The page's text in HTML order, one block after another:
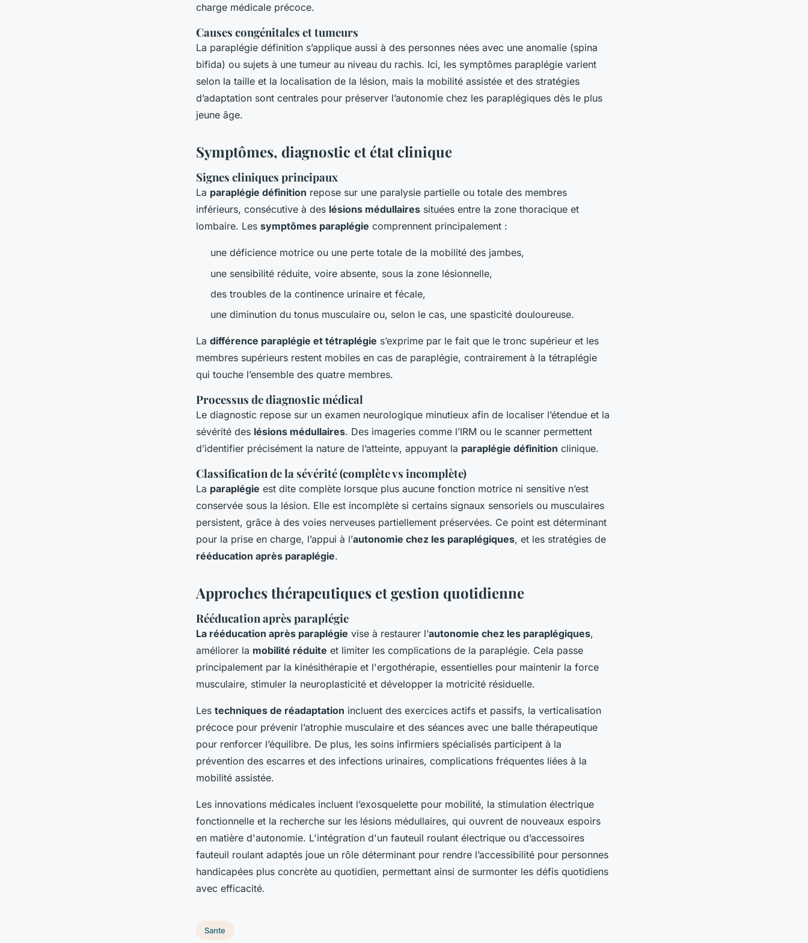
charge médicale précoce.
Causes congénitales et tumeurs
La paraplégie définition s’applique aussi à des personnes nées avec une anomalie (spina
bifida) ou sujets à une tumeur au niveau du rachis. Ici, les symptômes paraplégie varient
selon la taille et la localisation de la lésion, mais la mobilité assistée et des stratégies
d’adaptation sont centrales pour préserver l’autonomie chez les paraplégiques dès le plus
jeune âge.
Symptômes, diagnostic et état clinique
Signes cliniques principaux
La paraplégie définition repose sur une paralysie partielle ou totale des membres
inférieurs, consécutive à des lésions médullaires situées entre la zone thoracique et
lombaire. Les symptômes paraplégie comprennent principalement :
une déficience motrice ou une perte totale de la mobilité des jambes,
une sensibilité réduite, voire absente, sous la zone lésionnelle,
des troubles de la continence urinaire et fécale,
une diminution du tonus musculaire ou, selon le cas, une spasticité douloureuse.
La différence paraplégie et tétraplégie s’exprime par le fait que le tronc supérieur et les
membres supérieurs restent mobiles en cas de paraplégie, contrairement à la tétraplégie
qui touche l’ensemble des quatre membres.
Processus de diagnostic médical
Le diagnostic repose sur un examen neurologique minutieux afin de localiser l’étendue et la
sévérité des lésions médullaires. Des imageries comme l’IRM ou le scanner permettent
d’identifier précisément la nature de l’atteinte, appuyant la paraplégie définition clinique.
Classification de la sévérité (complète vs incomplète)
La paraplégie est dite complète lorsque plus aucune fonction motrice ni sensitive n’est
conservée sous la lésion. Elle est incomplète si certains signaux sensoriels ou musculaires
persistent, grâce à des voies nerveuses partiellement préservées. Ce point est déterminant
pour la prise en charge, l’appui à l’autonomie chez les paraplégiques, et les stratégies de
rééducation après paraplégie.
Approches thérapeutiques et gestion quotidienne
Rééducation après paraplégie
La rééducation après paraplégie vise à restaurer l’autonomie chez les paraplégiques,
améliorer la mobilité réduite et limiter les complications de la paraplégie. Cela passe
principalement par la kinésithérapie et l'ergothérapie, essentielles pour maintenir la force
musculaire, stimuler la neuroplasticité et développer la motricité résiduelle.
Les techniques de réadaptation incluent des exercices actifs et passifs, la verticalisation
précoce pour prévenir l’atrophie musculaire et des séances avec une balle thérapeutique
pour renforcer l’équilibre. De plus, les soins infirmiers spécialisés participent à la
prévention des escarres et des infections urinaires, complications fréquentes liées à la
mobilité assistée.
Les innovations médicales incluent l’exosquelette pour mobilité, la stimulation électrique
fonctionnelle et la recherche sur les lésions médullaires, qui ouvrent de nouveaux espoirs
en matière d'autonomie. L'intégration d'un fauteuil roulant électrique ou d’accessoires
fauteuil roulant adaptés joue un rôle déterminant pour rendre l’accessibilité pour personnes
handicapées plus concrète au quotidien, permettant ainsi de surmonter les défis quotidiens
avec efficacité.
Sante